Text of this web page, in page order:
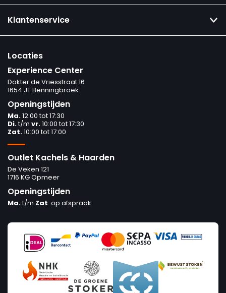
Klantenservice
Locaties
Experience Center
Dokter de Vriesstraat 16
1654 JT Benningbroek
Openingstijden
Ma.12:00 tot 17:30
Di.t/m vr.10:00 tot 17:30
Zat.10:00 tot 17:00
Outlet Kachels & Haarden
De Veken 121
1716 KG Opmeer
Openingstijden
Ma.t/m Zat. op afspraak